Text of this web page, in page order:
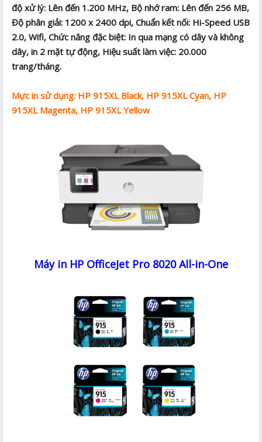
độ xử lý: Lên đến 1.200 MHz, Bộ nhớ ram: Lên đến 256 MB,
Độ phân giải: 1200 x 2400 dpi, Chuẩn kết nối: Hi-Speed USB
2.0, Wifi, Chức năng đặc biệt: In qua mạng có dây và không
dây, in 2 mặt tự động, Hiệu suất làm việc: 20.000
trang/tháng.
Mực in sử dụng: HP 915XL Black, HP 915XL Cyan, HP
915XL Magenta, HP 915XL Yellow
Máy in HP OfficeJet Pro 8020 All-in-One